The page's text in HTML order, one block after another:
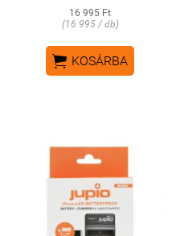
16 995 Ft
(16 995 / db)
 KOSÁRBA